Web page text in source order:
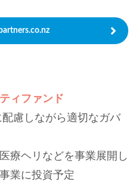
ィファンド
配慮しながら適切なガバ
療ヘリなどを事業展開し
業に投資予定